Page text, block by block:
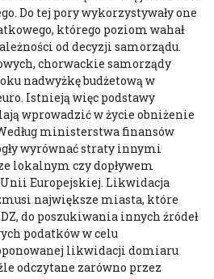
Do tej pory wykorzystywały one
którego poziom wahał
od decyzji samorządu.
chorwackie samorządy
nadwyżkę budżetową w
Istnieją więc podstawy
wprowadzić w życie obniżenie
ministerstwa finansów
wyrównać straty innymi
lokalnym czy dopływem
Europejskiej. Likwidacja
największe miasta, które
do poszukiwania innych źródeł
podatków w celu
likwidacji domiaru
odczytane zarówno przez